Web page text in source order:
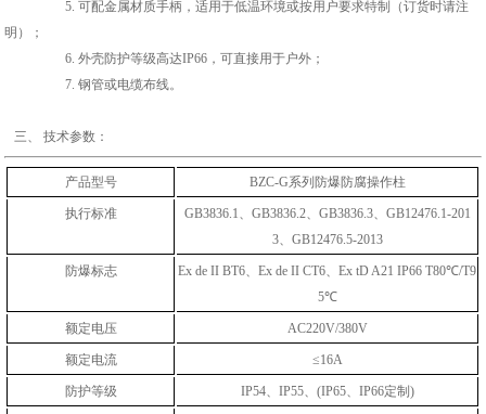
5. 可配金属材质手柄，适用于低温环境或按用户要求特制 （订货时请注
明 ）
；
6. 外壳防护等级高达IP66，可直接用于户外；
7. 钢管或电缆布线。
三、 技术参数：
产品型号 BZC-G系列防爆防腐操作柱
执行标准
GB3836.1、GB3836.2、GB3836.3、GB12476.1-201
3、GB12476.5-2013
防爆标志
Ex de II BT6、Ex de II CT6、Ex tD A21 IP66 T80℃/T9
5℃
额定电压 AC220V/380V
额定电流 ≤16A
防护等级 IP54、IP55、(IP65、IP66定制)